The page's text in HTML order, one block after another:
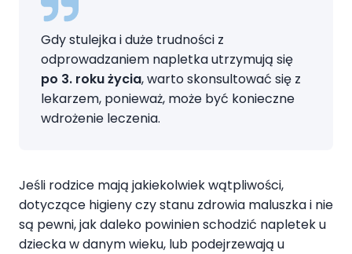
Gdy stulejka i duże trudności z
odprowadzaniem napletka utrzymują się
po 3. roku życia, warto skonsultować się z
lekarzem, ponieważ, może być konieczne
wdrożenie leczenia.
Jeśli rodzice mają jakiekolwiek wątpliwości,
dotyczące higieny czy stanu zdrowia maluszka i nie
są pewni, jak daleko powinien schodzić napletek u
dziecka w danym wieku, lub podejrzewają u